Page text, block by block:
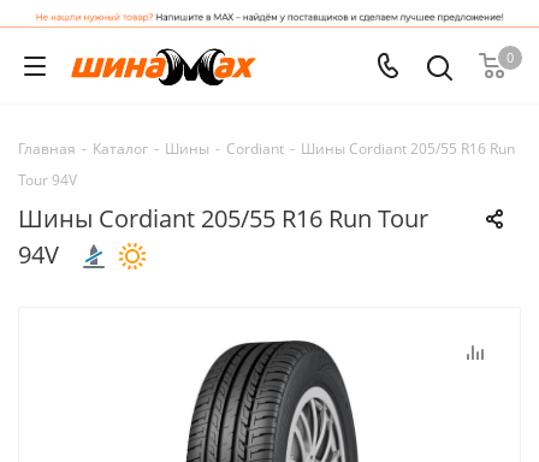
0
Главная - Каталог - Шины - Cordiant - Шины Cordiant 205/55 R16 Run
Tour 94V
Шины Cordiant 205/55 R16 Run Tour
94V